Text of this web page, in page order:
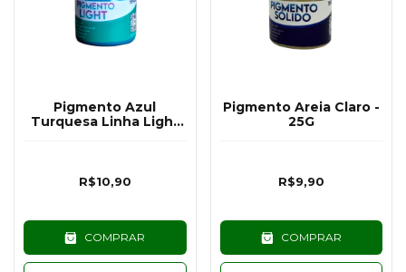
Pigmento Azul
Turquesa Linha Light
R$10,90
COMPRAR
Pigmento Areia Claro -
25G
R$9,90
COMPRAR